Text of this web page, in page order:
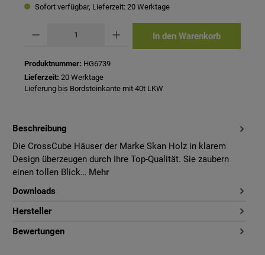
Sofort verfügbar, Lieferzeit: 20 Werktage
In den Warenkorb
Produktnummer: HG6739
Lieferzeit: 20 Werktage
Lieferung bis Bordsteinkante mit 40t LKW
Beschreibung
Die CrossCube Häuser der Marke Skan Holz in klarem
Design überzeugen durch Ihre Top-Qualität. Sie zaubern
einen tollen Blick… Mehr
Downloads
Hersteller
Bewertungen